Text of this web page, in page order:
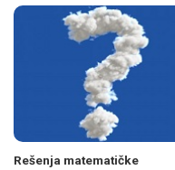
Rešenja matematičke